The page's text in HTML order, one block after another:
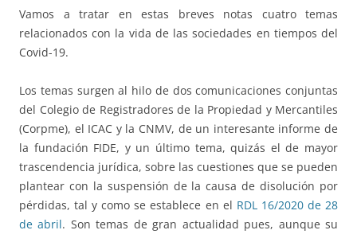
Vamos a tratar en estas breves notas cuatro temas
relacionados con la vida de las sociedades en tiempos del
Covid-19.
Los temas surgen al hilo de dos comunicaciones conjuntas
del Colegio de Registradores de la Propiedad y Mercantiles
(Corpme), el ICAC y la CNMV, de un interesante informe de
la fundación FIDE, y un último tema, quizás el de mayor
trascendencia jurídica, sobre las cuestiones que se pueden
plantear con la suspensión de la causa de disolución por
pérdidas, tal y como se establece en el RDL 16/2020 de 28
de abril. Son temas de gran actualidad pues, aunque su